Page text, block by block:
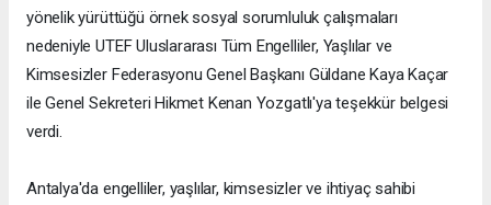
yönelik yürüttüğü örnek sosyal sorumluluk çalışmaları
nedeniyle UTEF Uluslararası Tüm Engelliler, Yaşlılar ve
Kimsesizler Federasyonu Genel Başkanı Güldane Kaya Kaçar
ile Genel Sekreteri Hikmet Kenan Yozgatlı'ya teşekkür belgesi
verdi.
Antalya'da engelliler, yaşlılar, kimsesizler ve ihtiyaç sahibi